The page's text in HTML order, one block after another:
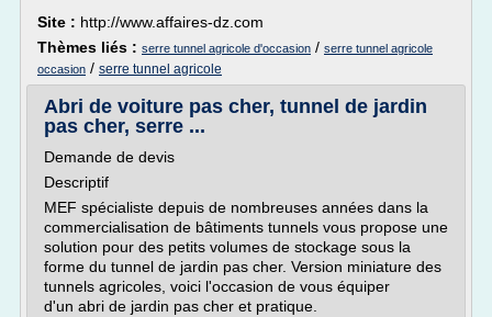
Site : http://www.affaires-dz.com
Thèmes liés : serre tunnel agricole d'occasion / serre tunnel agricole
occasion / serre tunnel agricole
Abri de voiture pas cher, tunnel de jardin
pas cher, serre ...
Demande de devis
Descriptif
MEF spécialiste depuis de nombreuses années dans la
commercialisation de bâtiments tunnels vous propose une
solution pour des petits volumes de stockage sous la
forme du tunnel de jardin pas cher. Version miniature des
tunnels agricoles, voici l'occasion de vous équiper
d'un abri de jardin pas cher et pratique.